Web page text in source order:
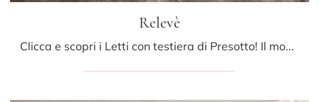
Relevè
Clicca e scopri i Letti con testiera di Presotto! Il modello Relevè in legno ti attende nelle versioni matrimoniali.